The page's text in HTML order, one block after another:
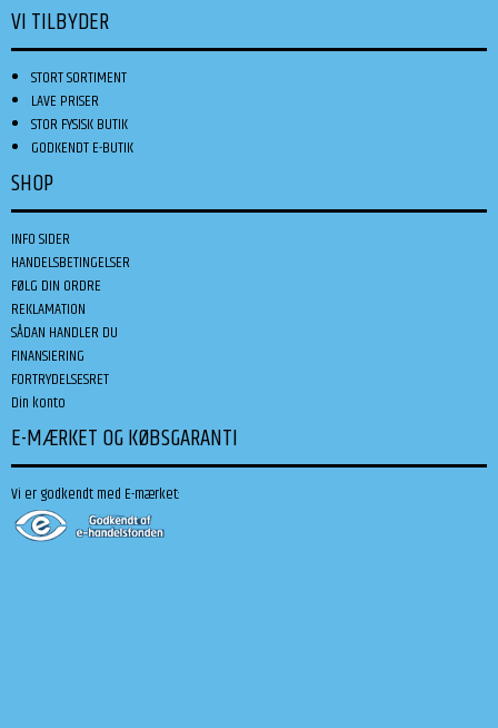
VI TILBYDER
STORT SORTIMENT
LAVE PRISER
STOR FYSISK BUTIK
GODKENDT E-BUTIK
SHOP
INFO SIDER
HANDELSBETINGELSER
FØLG DIN ORDRE
REKLAMATION
SÅDAN HANDLER DU
FINANSIERING
FORTRYDELSESRET
Din konto
E-MÆRKET OG KØBSGARANTI
Vi er godkendt med E-mærket: